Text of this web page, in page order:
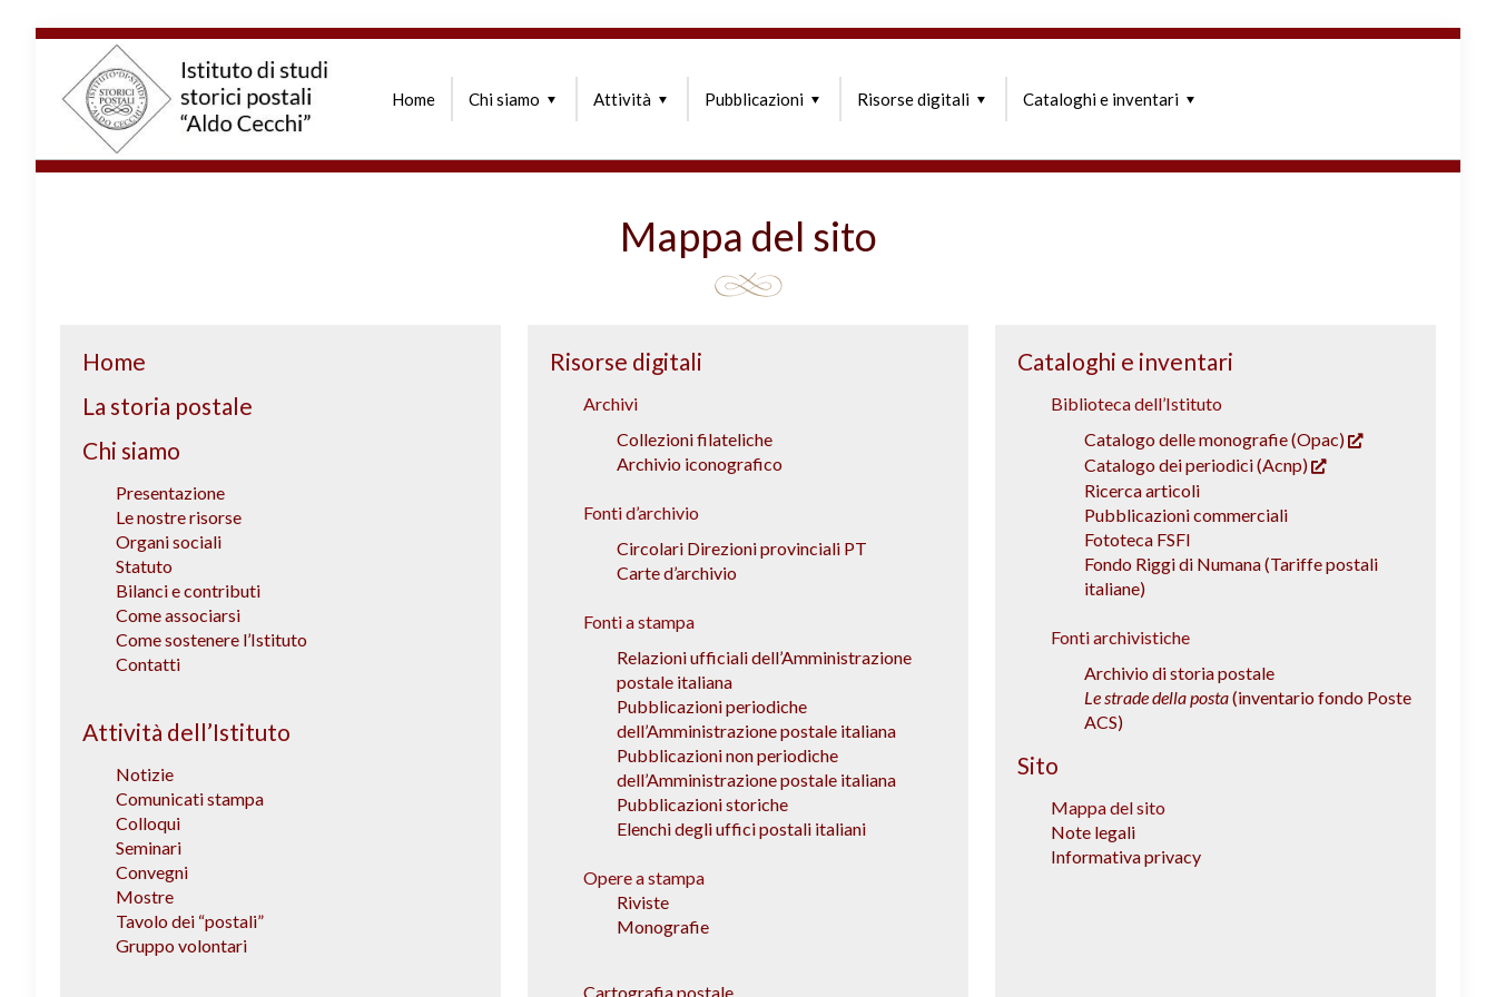
Home Chi siamo Attività Pubblicazioni Risorse digitali Cataloghi e inventari
Mappa del sito
Home
La storia postale
Chi siamo
Presentazione
Le nostre risorse
Organi sociali
Statuto
Bilanci e contributi
Come associarsi
Come sostenere l’Istituto
Contatti
Attività dell’Istituto
Notizie
Comunicati stampa
Colloqui
Seminari
Convegni
Mostre
Tavolo dei “postali”
Gruppo volontari
Risorse digitali
Archivi
Collezioni filateliche
Archivio iconografico
Fonti d’archivio
Circolari Direzioni provinciali PT
Carte d’archivio
Fonti a stampa
Relazioni ufficiali dell’Amministrazione
postale italiana
Pubblicazioni periodiche
dell’Amministrazione postale italiana
Pubblicazioni non periodiche
dell’Amministrazione postale italiana
Pubblicazioni storiche
Elenchi degli uffici postali italiani
Opere a stampa
Riviste
Monografie
Cartografia postale
Cataloghi e inventari
Biblioteca dell’Istituto
Catalogo delle monografie (Opac)
Catalogo dei periodici (Acnp)
Ricerca articoli
Pubblicazioni commerciali
Fototeca FSFI
Fondo Riggi di Numana (Tariffe postali
italiane)
Fonti archivistiche
Archivio di storia postale
Le strade della posta(inventario fondo Poste
ACS)
Sito
Mappa del sito
Note legali
Informativa privacy